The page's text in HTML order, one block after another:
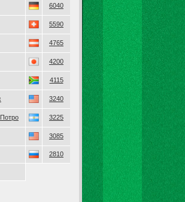
6040
5590
4765
4200
4115
3240
3225
3085
2810